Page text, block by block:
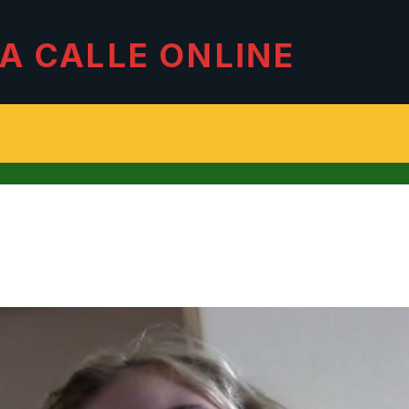
CALLE ONLINE